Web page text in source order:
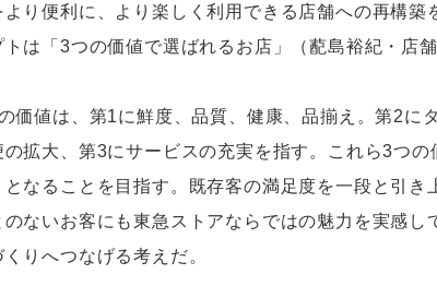
より便利に、より楽しく利用できる店舗への再構築
トは「3つの価値で選ばれるお店」（蓜島裕紀・店
価値は、第1に鮮度、品質、健康、品揃え。第2に
の拡大、第3にサービスの充実を指す。これら3つの
となることを目指す。既存客の満足度を一段と引き
のないお客にも東急ストアならではの魅力を実感し
くりへつなげる考えだ。